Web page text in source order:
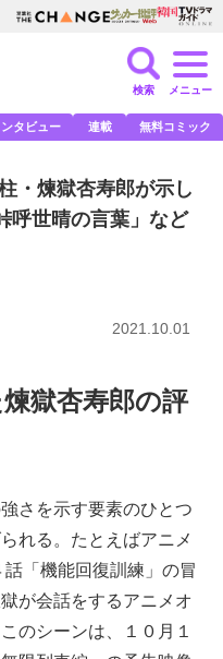
検索 メニュー
ンタビュー 連載 無料コミック
・煉獄杏寿郎が示し
呼世晴の言葉」など
2021.10.01
獄杏寿郎の評
さを示す要素のひとつ
れる。たとえばアニメ
話「機能回復訓練」の冒
が会話をするアニメオ
のシーンは、１０月１